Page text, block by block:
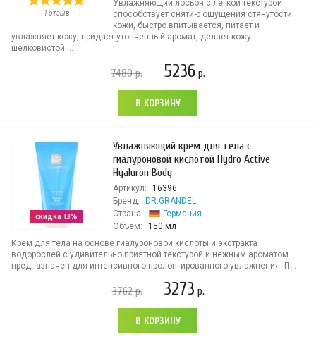
1 отзыв
Увлажняющий лосьон с легкой текстурой
способствует снятию ощущения стянутости
кожи, быстро впитывается, питает и
увлажняет кожу, придает утонченный аромат, делает кожу
шелковистой ...
7480р. 5236 р.
В КОРЗИНУ
скидка 13%
Увлажняющий крем для тела с
гиалуроновой кислотой Hydro Active
Hyaluron Body
Артикул:
16396
Бренд:
DR.GRANDEL
Страна:
Германия
Объем:
150 мл
Крем для тела на основе гиалуроновой кислоты и экстракта
водорослей с удивительно приятной текстурой и нежным ароматом
предназначен для интенсивного пролонгированного увлажнения. П...
3762р. 3273 р.
В КОРЗИНУ